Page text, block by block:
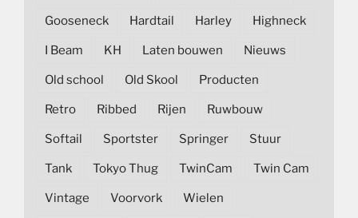
Gooseneck Hardtail Harley Highneck
I Beam KH Laten bouwen Nieuws
Old school Old Skool Producten
Retro Ribbed Rijen Ruwbouw
Softail Sportster Springer Stuur
Tank Tokyo Thug TwinCam Twin Cam
Vintage Voorvork Wielen